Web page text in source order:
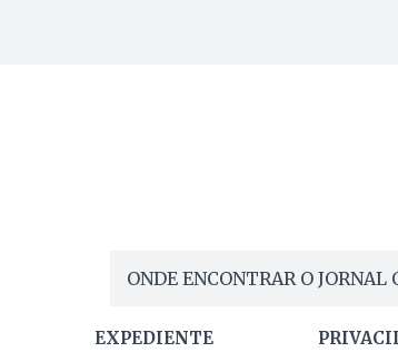
ONDE ENCONTRAR O JORNAL
EXPEDIENTE